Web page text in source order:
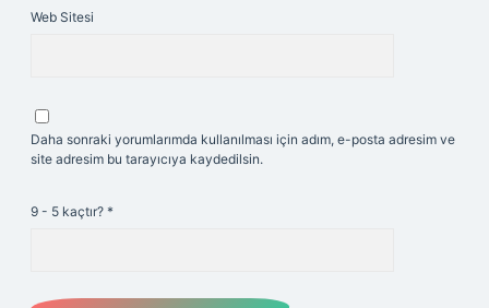
Web Sitesi
Daha sonraki yorumlarımda kullanılması için adım, e-posta adresim ve
site adresim bu tarayıcıya kaydedilsin.
9 - 5 kaçtır? *